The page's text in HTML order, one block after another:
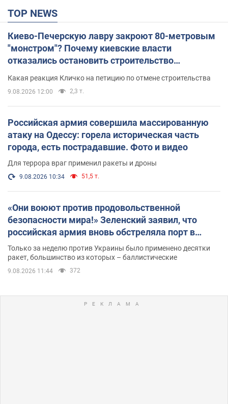
TOP NEWS
Киево-Печерскую лавру закроют 80-метровым
"монстром"? Почему киевские власти
отказались остановить строительство
Какая реакция Кличко на петицию по отмене строительства
9.08.2026 12:00 2,3 т.
Российская армия совершила массированную
атаку на Одессу: горела историческая часть
города, есть пострадавшие. Фото и видео
Для террора враг применил ракеты и дроны
9.08.2026 10:34 51,5 т.
«Они воюют против продовольственной
безопасности мира!» Зеленский заявил, что
российская армия вновь обстреляла порт в
Одессе
Только за неделю против Украины было применено десятки
ракет, большинство из которых – баллистические
9.08.2026 11:44 372